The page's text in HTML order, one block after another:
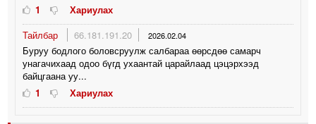
1
Хариулах
Тайлбар
66.181.191.20 2026.02.04
Буруу бодлого боловсруулж салбараа өөрсдөө самарч
унагачихаад одоо бүгд ухаантай царайлаад цэцэрхээд
байцгаана уу...
1
Хариулах